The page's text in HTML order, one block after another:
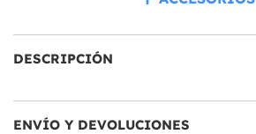
DESCRIPCIÓN
ENVÍO Y DEVOLUCIONES